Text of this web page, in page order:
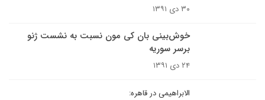
۳۰ دی ۱۳۹۱
خوش‌بینی بان کی مون نسبت به نشست ژنو
برسر سوریه
۲۴ دی ۱۳۹۱
الابراهیمی در قاهره: